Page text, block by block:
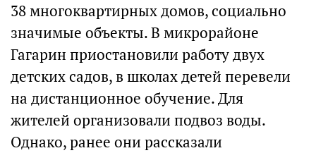
38 многоквартирных домов, социально
значимые объекты. В микрорайоне
Гагарин приостановили работу двух
детских садов, в школах детей перевели
на дистанционное обучение. Для
жителей организовали подвоз воды.
Однако, ранее они рассказали